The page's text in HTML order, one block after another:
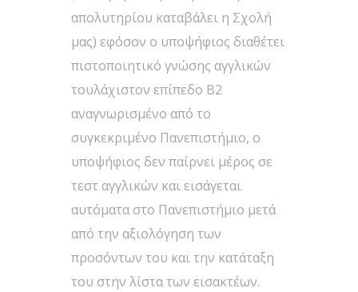
απολυτηρίου καταβάλει η Σχολή
μας) εφόσον ο υποψήφιος διαθέτει
πιστοποιητικό γνώσης αγγλικών
τουλάχιστον επίπεδο Β2
αναγνωρισμένο από το
συγκεκριμένο Πανεπιστήμιο, ο
υποψήφιος δεν παίρνει μέρος σε
τεστ αγγλικών και εισάγεται
αυτόματα στο Πανεπιστήμιο μετά
από την αξιολόγηση των
προσόντων του και την κατάταξη
του στην λίστα των εισακτέων.